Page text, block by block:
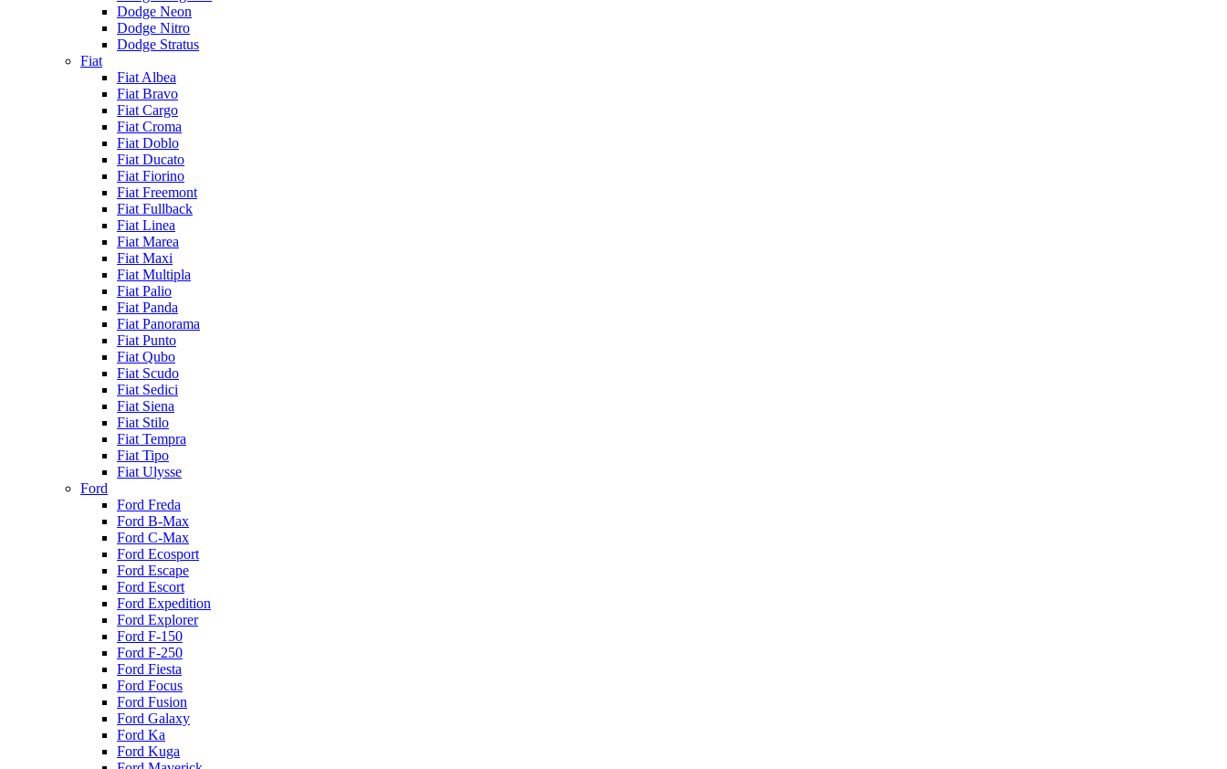
Dodge Neon
Dodge Nitro
Dodge Stratus
Fiat
Fiat Albea
Fiat Bravo
Fiat Cargo
Fiat Croma
Fiat Doblo
Fiat Ducato
Fiat Fiorino
Fiat Freemont
Fiat Fullback
Fiat Linea
Fiat Marea
Fiat Maxi
Fiat Multipla
Fiat Palio
Fiat Panda
Fiat Panorama
Fiat Punto
Fiat Qubo
Fiat Scudo
Fiat Sedici
Fiat Siena
Fiat Stilo
Fiat Tempra
Fiat Tipo
Fiat Ulysse
Ford
Ford Freda
Ford B-Max
Ford C-Max
Ford Ecosport
Ford Escape
Ford Escort
Ford Expedition
Ford Explorer
Ford F-150
Ford F-250
Ford Fiesta
Ford Focus
Ford Fusion
Ford Galaxy
Ford Ka
Ford Kuga